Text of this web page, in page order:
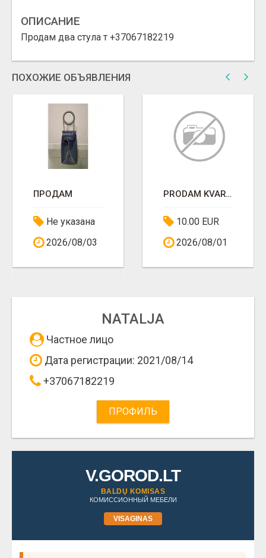
ОПИСАНИЕ
Продам два стула т +37067182219
ПОХОЖИЕ ОБЪЯВЛЕНИЯ
ПРОДАМ
Не указана
2026/08/03
PRODAM KVARTIRU V MESTI S KVARTIRANTAM
10.00 EUR
2026/08/01
NATALJA
Частное лицо
Дата регистрации: 2021/08/14
+37067182219
ПРОФИЛЬ
V.GOROD.LT
BALDŲ KOMISAS
КОМИССИОННЫЙ МЕБЕЛИ
VISAGINAS